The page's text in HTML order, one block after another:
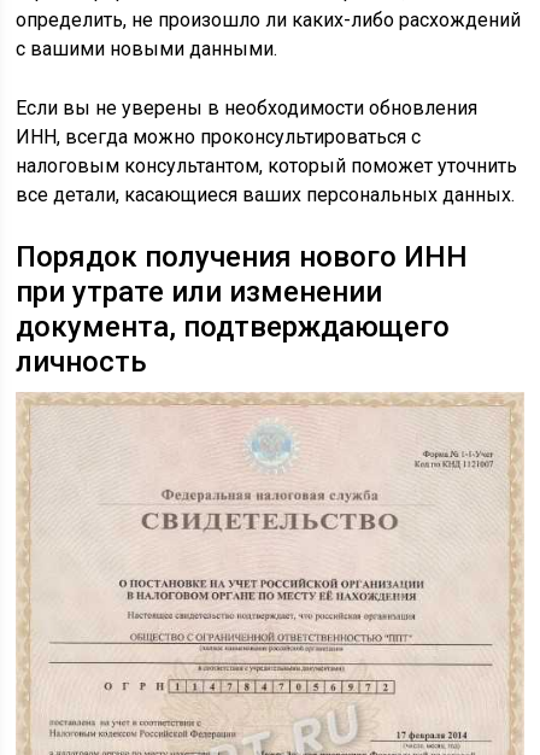
определить, не произошло ли каких-либо расхождений
с вашими новыми данными.
Если вы не уверены в необходимости обновления
ИНН, всегда можно проконсультироваться с
налоговым консультантом, который поможет уточнить
все детали, касающиеся ваших персональных данных.
Порядок получения нового ИНН
при утрате или изменении
документа, подтверждающего
личность